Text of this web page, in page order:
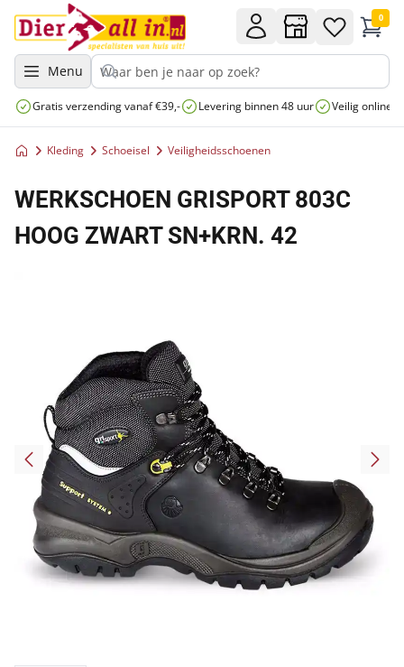
Menu
0
Gratis verzending vanaf €39,- Levering binnen 48 uur Veilig online
Kleding Schoeisel Veiligheidsschoenen
WERKSCHOEN GRISPORT 803C
HOOG ZWART SN+KRN. 42